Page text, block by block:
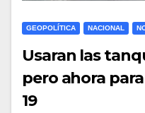
GEOPOLÍTICA NACIONAL
Usaran las
pero ahora
19